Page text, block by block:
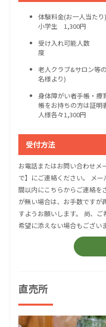
体験料金(お一
小学生 1,300円
受け入れ可能
度
老人クラブ&サロン等
名様より)
身体障がい者手帳・療
帳をお持ちの方は証明
人様各々1,300円
受付方法
お電話またはお問い合わせメ
で】にご連絡ください。 メ
間以内にこちらからご連絡を
が無い場合は、お手数ですが
すようお願いします。 尚、
希望に添えない場合もござい
直売所